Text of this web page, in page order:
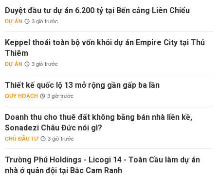
Duyệt đầu tư dự án 6.200 tỷ tại Bến cảng Liên Chiểu
DỰ ÁN 3 giờ trước
Keppel thoái toàn bộ vốn khỏi dự án Empire City tại Thủ
Thiêm
DỰ ÁN 3 giờ trước
Thiết kế quốc lộ 13 mở rộng gần gấp ba lần
QUY HOẠCH 3 giờ trước
Doanh thu cho thuê đất không bằng bán nhà liền kề,
Sonadezi Châu Đức nói gì?
CHỦ ĐẦU TƯ 3 giờ trước
Trường Phú Holdings - Licogi 14 - Toàn Cầu làm dự án
nhà ở quân đội tại Bắc Cam Ranh